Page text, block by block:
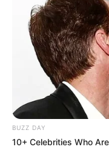
BUZZ DAY
10+ Celebrities Who